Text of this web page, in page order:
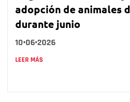
adopción de animales
durante junio
10•06•2026
LEER MÁS